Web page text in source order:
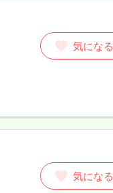
気になる
気になる